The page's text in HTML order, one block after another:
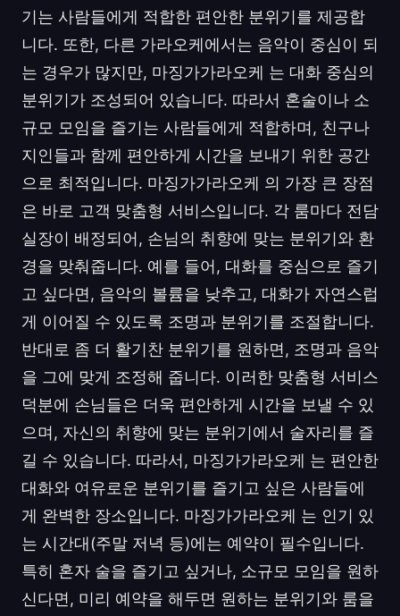
기는 사람들에게 적합한 편안한 분위기를 제공합
니다. 또한, 다른 가라오케에서는 음악이 중심이 되
는 경우가 많지만, 마징가가라오케 는 대화 중심의
분위기가 조성되어 있습니다. 따라서 혼술이나 소
규모 모임을 즐기는 사람들에게 적합하며, 친구나
지인들과 함께 편안하게 시간을 보내기 위한 공간
으로 최적입니다. 마징가가라오케 의 가장 큰 장점
은 바로 고객 맞춤형 서비스입니다. 각 룸마다 전담
실장이 배정되어, 손님의 취향에 맞는 분위기와 환
경을 맞춰줍니다. 예를 들어, 대화를 중심으로 즐기
고 싶다면, 음악의 볼륨을 낮추고, 대화가 자연스럽
게 이어질 수 있도록 조명과 분위기를 조절합니다.
반대로 좀 더 활기찬 분위기를 원하면, 조명과 음악
을 그에 맞게 조정해 줍니다. 이러한 맞춤형 서비스
덕분에 손님들은 더욱 편안하게 시간을 보낼 수 있
으며, 자신의 취향에 맞는 분위기에서 술자리를 즐
길 수 있습니다. 따라서, 마징가가라오케 는 편안한
대화와 여유로운 분위기를 즐기고 싶은 사람들에
게 완벽한 장소입니다. 마징가가라오케 는 인기 있
는 시간대(주말 저녁 등)에는 예약이 필수입니다.
특히 혼자 술을 즐기고 싶거나, 소규모 모임을 원하
신다면, 미리 예약을 해두면 원하는 분위기와 룸을